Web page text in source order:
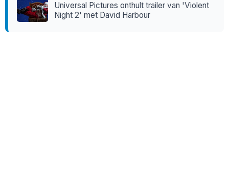
Universal Pictures onthult trailer van 'Violent
Night 2' met David Harbour